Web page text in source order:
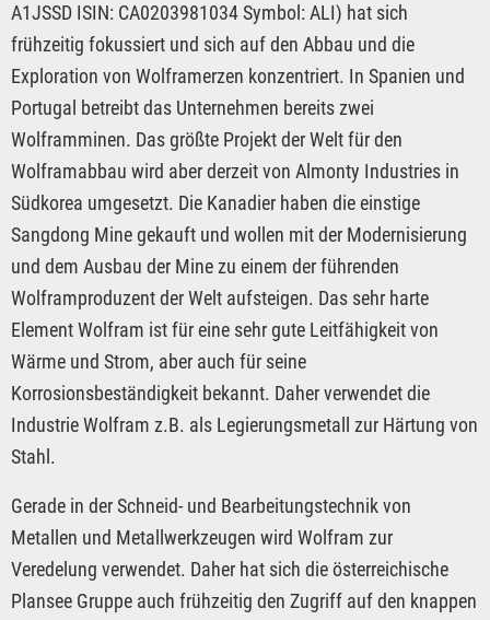
A1JSSD ISIN: CA0203981034 Symbol: ALI) hat sich
frühzeitig fokussiert und sich auf den Abbau und die
Exploration von Wolframerzen konzentriert. In Spanien und
Portugal betreibt das Unternehmen bereits zwei
Wolframminen. Das größte Projekt der Welt für den
Wolframabbau wird aber derzeit von Almonty Industries in
Südkorea umgesetzt. Die Kanadier haben die einstige
Sangdong Mine gekauft und wollen mit der Modernisierung
und dem Ausbau der Mine zu einem der führenden
Wolframproduzent der Welt aufsteigen. Das sehr harte
Element Wolfram ist für eine sehr gute Leitfähigkeit von
Wärme und Strom, aber auch für seine
Korrosionsbeständigkeit bekannt. Daher verwendet die
Industrie Wolfram z.B. als Legierungsmetall zur Härtung von
Stahl.
Gerade in der Schneid- und Bearbeitungstechnik von
Metallen und Metallwerkzeugen wird Wolfram zur
Veredelung verwendet. Daher hat sich die österreichische
Plansee Gruppe auch frühzeitig den Zugriff auf den knappen